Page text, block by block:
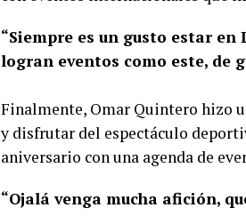
“Siempre es un gusto estar
logran eventos como este, de
Finalmente, Omar Quintero hizo
y disfrutar del espectáculo
aniversario con una agenda de
“Ojalá venga mucha afición,